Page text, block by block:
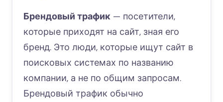
Брендовый трафик — посетители,
которые приходят на сайт, зная его
бренд. Это люди, которые ищут сайт в
поисковых системах по названию
компании, а не по общим запросам.
Брендовый трафик обычно